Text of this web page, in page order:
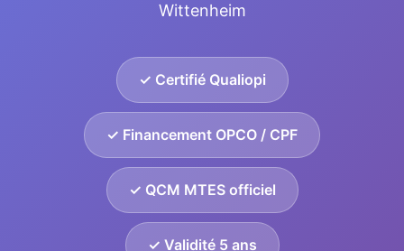
Wittenheim
✓ Certifié Qualiopi
✓ Financement OPCO / CPF
✓ QCM MTES officiel
✓ Validité 5 ans